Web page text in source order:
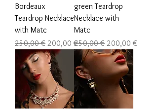
Bordeaux
Teardrop Necklace
with Matc
Prezzo regolare
250,00 € Prezzo scontato
200,00 €
green Teardrop
Necklace with
Matc
Prezzo regolare
250,00 € Prezzo scontato
200,00 €